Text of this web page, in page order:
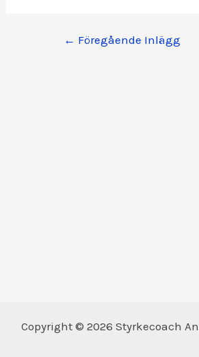
Inläggsnavigering
← Föregående Inlägg
Copyright © 2026 Styrkecoach